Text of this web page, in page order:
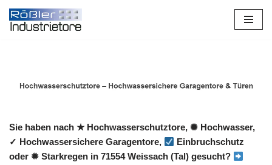
Zum
Sie haben nach ★ Hochwasserschutztore, ✺ Hochwasser,
✓ Hochwassersichere Garagentore,
Einbruchschutz
oder ✹ Starkregen in 71554 Weissach (Tal) gesucht?